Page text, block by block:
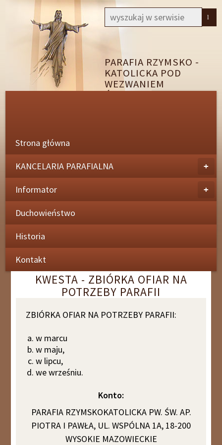
PARAFIA RZYMSKO -
KATOLICKA POD
WEZWANIEM
ŚW. AP. PIOTRA I
Strona główna
+
KANCELARIA PARAFIALNA
+
Informator
Duchowieństwo
Historia
Kontakt
KWESTA - ZBIÓRKA OFIAR NA
POTRZEBY PARAFII
ZBIÓRKA OFIAR NA POTRZEBY PARAFII:
w marcu
w maju,
w lipcu,
we wrześniu.
Konto:
PARAFIA RZYMSKOKATOLICKA PW. ŚW. AP.
PIOTRA I PAWŁA, UL. WSPÓLNA 1A, 18-200
WYSOKIE MAZOWIECKIE